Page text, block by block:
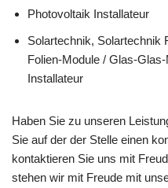
Photovoltaik Installateur
Solartechnik, Solartechnik
Folien-Module / Glas-
Installateur
Haben Sie zu unseren
Sie auf der der Stelle einen
kontaktieren Sie uns mit
stehen wir mit Freude mit